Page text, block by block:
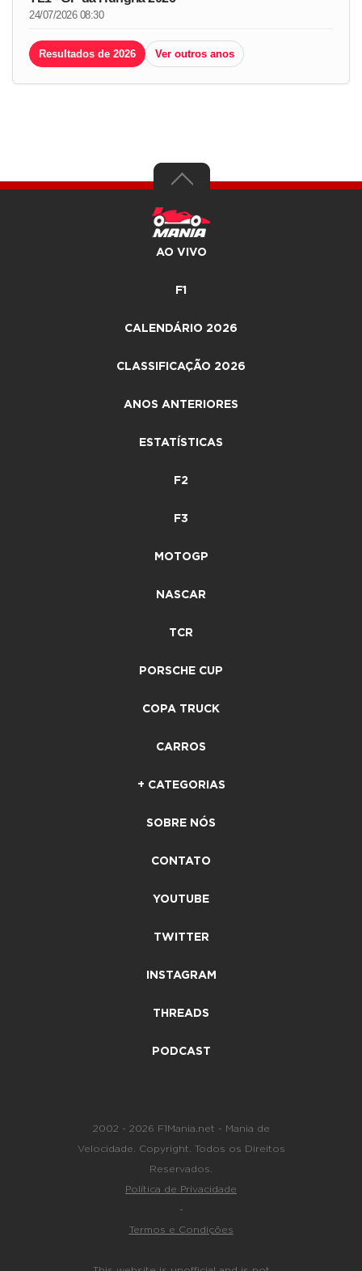
24/07/2026 08:30
Resultados de 2026 Ver outros anos
AO VIVO
F1
CALENDÁRIO 2026
CLASSIFICAÇÃO 2026
ANOS ANTERIORES
ESTATÍSTICAS
F2
F3
MOTOGP
NASCAR
TCR
PORSCHE CUP
COPA TRUCK
CARROS
+ CATEGORIAS
SOBRE NÓS
CONTATO
YOUTUBE
TWITTER
INSTAGRAM
THREADS
PODCAST
2002 - 2026 F1Mania.net - Mania de
Velocidade. Copyright. Todos os Direitos
Reservados.
Política de Privacidade
-
Termos e Condições